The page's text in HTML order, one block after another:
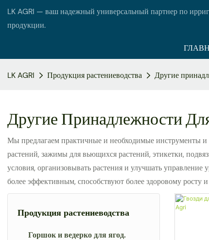
LK AGRI — ваш надежный универсальный партнер по
продукции.
LK AGRI Продукция растениеводства Другие
Другие Принадлежности
Мы предлагаем практичные и необходимые инструменты
растений, зажимы для вьющихся растений, этикетки,
условия, организовывать растения и улучшать
более эффективным, способствуют более здоровому росту
Продукция растениеводства
Горшок и ведерко для ягод.